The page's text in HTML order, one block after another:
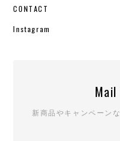
CONTACT
Instagram
新商品やキャンペーン